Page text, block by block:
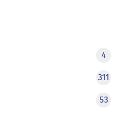
4
311
53